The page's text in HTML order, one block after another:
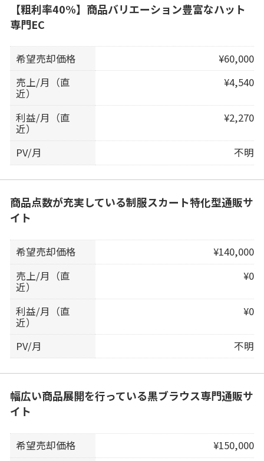
【粗利率40%】商品バリエーション豊富なハット
専門EC
希望売却価格
¥60,000
売上/月（直
近）
¥4,540
利益/月（直
近）
¥2,270
PV/月 不明
商品点数が充実している制服スカート特化型通販サ
イト
希望売却価格
¥140,000
売上/月（直
近）
¥0
利益/月（直
近）
¥0
PV/月 不明
幅広い商品展開を行っている黒ブラウス専門通販サ
イト
希望売却価格
¥150,000